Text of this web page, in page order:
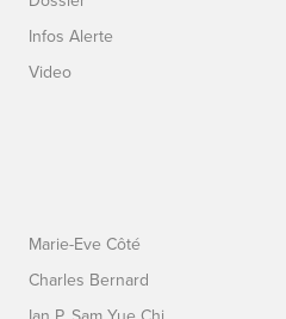
Infos Alerte
Video
Marie-Eve Côté
Charles Bernard